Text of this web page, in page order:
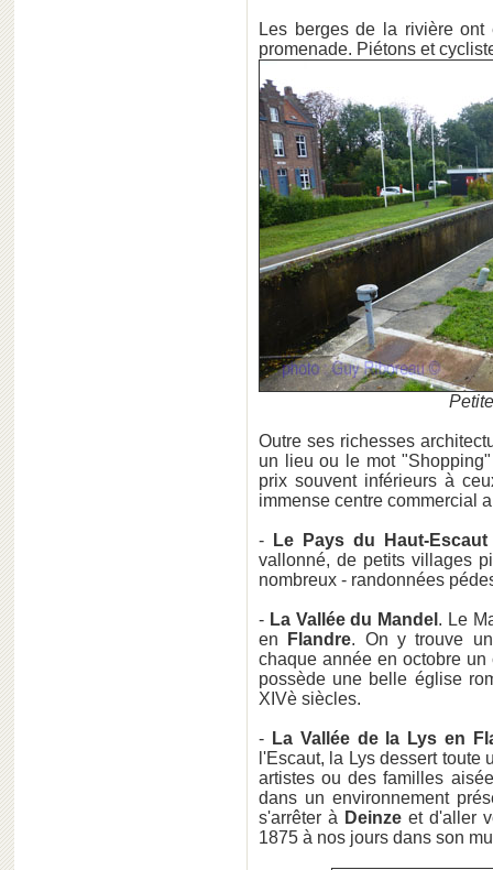
Les berges de la rivière
promenade. Piétons et
Outre ses richesses
un lieu ou le mot
prix souvent inférieurs à
immense centre commercial
-
Le Pays du Haut-
vallonné, de petits villages
nombreux - randonnées
- La Vallée du Mandel . Le
en
Flandre. On y trouve
chaque année en octobre
possède une belle église
XIVè siècles.
- La Vallée de la Lys en
l'Escaut, la Lys dessert toute
artistes ou des familles
dans un environnement
s'arrêter à Deinze et d'aller
1875 à nos jours dans son